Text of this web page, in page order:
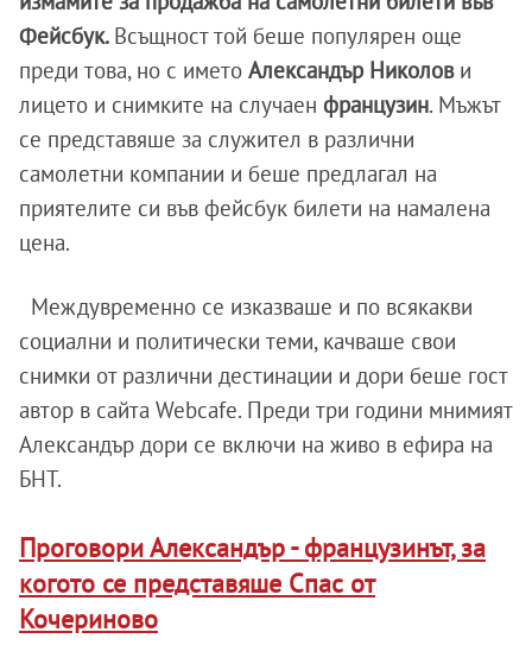
Фейсбук. Всъщност той беше популярен още
преди това, но с името Александър Николов и
лицето и снимките на случаен французин. Мъжът
се представяше за служител в различни
самолетни компании и беше предлагал на
приятелите си във фейсбук билети на намалена
цена.
Междувременно се изказваше и по всякакви
социални и политически теми, качваше свои
снимки от различни дестинации и дори беше гост
автор в сайта Webcafe. Преди три години мнимият
Александър дори се включи на живо в ефира на
БНТ.
Проговори Александър - французинът, за
когото се представяше Спас от
Кочериново